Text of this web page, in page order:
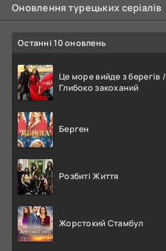
Оновлення турецьких серіалів
Останні 10 оновлень
Це море вийде з берегів /
Глибоко закоханий
Берген
Розбиті Життя
Жорстокий Стамбул